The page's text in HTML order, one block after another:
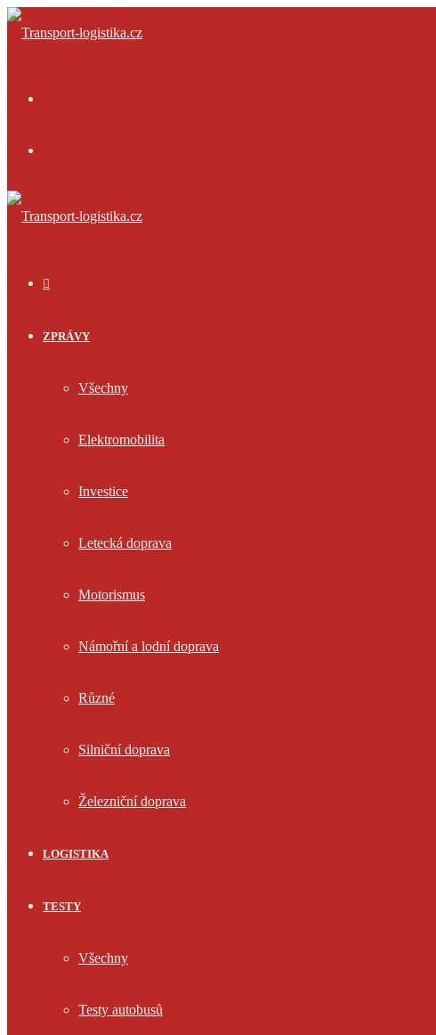
ZPRÁVY
Všechny
Elektromobilita
Investice
Letecká doprava
Motorismus
Námořní a lodní doprava
Různé
Silniční doprava
Železniční doprava
LOGISTIKA
TESTY
Všechny
Testy autobusů